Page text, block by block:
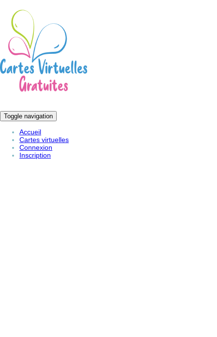
Toggle navigation
Accueil
Cartes virtuelles
Connexion
Inscription